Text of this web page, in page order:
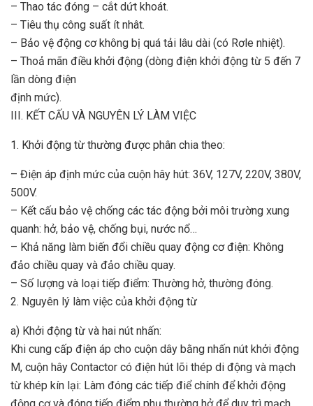
– Thao tác đóng – cắt dứt khoát.
– Tiêu thụ công suất ít nhât.
– Bảo vệ động cơ không bị quá tải lâu dài (có Rơle nhiệt).
– Thoả mãn điều khởi động (dòng điện khởi động từ 5 đến 7
lần dòng điện
định mức).
III. KẾT CẤU VÀ NGUYÊN LÝ LÀM VIỆC
1. Khởi động từ thường được phân chia theo:
– Điện áp định mức của cuộn hây hút: 36V, 127V, 220V, 380V,
500V.
– Kết cấu bảo vệ chống các tác động bởi môi trường xung
quanh: hở, bảo vệ, chống bụi, nước nổ…
– Khả năng làm biến đổi chiều quay động cơ điện: Không
đảo chiều quay và đảo chiều quay.
– Số lượng và loại tiếp điểm: Thường hở, thường đóng.
2. Nguyên lý làm việc của khởi động từ
a) Khởi động từ và hai nút nhấn:
Khi cung cấp điện áp cho cuộn dây bằng nhấn nút khởi động
M, cuộn hây Contactor có điện hút lõi thép di động và mạch
từ khép kín lại: Làm đóng các tiếp điể chính để khởi động